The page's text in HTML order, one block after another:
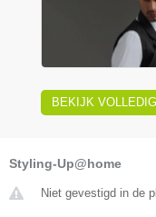
BEKIJK
Styling-Up@home
Niet gevestigd in de